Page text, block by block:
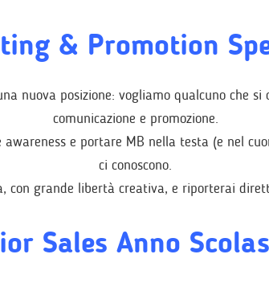
& Promotion
nuova posizione: vogliamo qualcuno che
comunicazione e promozione.
awareness e portare MB nella testa (e nel
ci conoscono.
con grande libertà creativa, e riporterai
Sales Anno